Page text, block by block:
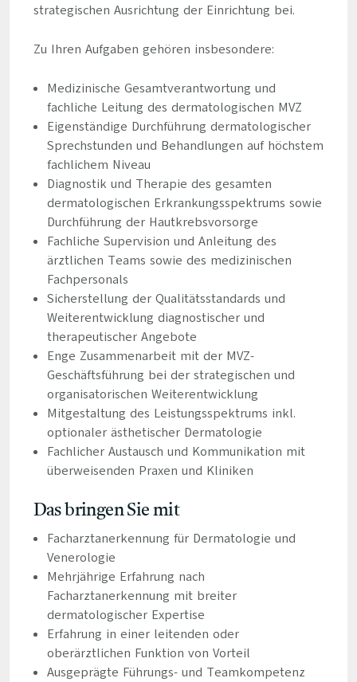
strategischen Ausrichtung der Einrichtung bei.
Zu Ihren Aufgaben gehören insbesondere:
Medizinische Gesamtverantwortung und
fachliche Leitung des dermatologischen MVZ
Eigenständige Durchführung dermatologischer
Sprechstunden und Behandlungen auf höchstem
fachlichem Niveau
Diagnostik und Therapie des gesamten
dermatologischen Erkrankungsspektrums sowie
Durchführung der Hautkrebsvorsorge
Fachliche Supervision und Anleitung des
ärztlichen Teams sowie des medizinischen
Fachpersonals
Sicherstellung der Qualitätsstandards und
Weiterentwicklung diagnostischer und
therapeutischer Angebote
Enge Zusammenarbeit mit der MVZ-
Geschäftsführung bei der strategischen und
organisatorischen Weiterentwicklung
Mitgestaltung des Leistungsspektrums inkl.
optionaler ästhetischer Dermatologie
Fachlicher Austausch und Kommunikation mit
überweisenden Praxen und Kliniken
Das bringen Sie mit
Facharztanerkennung für Dermatologie und
Venerologie
Mehrjährige Erfahrung nach
Facharztanerkennung mit breiter
dermatologischer Expertise
Erfahrung in einer leitenden oder
oberärztlichen Funktion von Vorteil
Ausgeprägte Führungs- und Teamkompetenz